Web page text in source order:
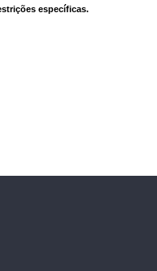
específicas.